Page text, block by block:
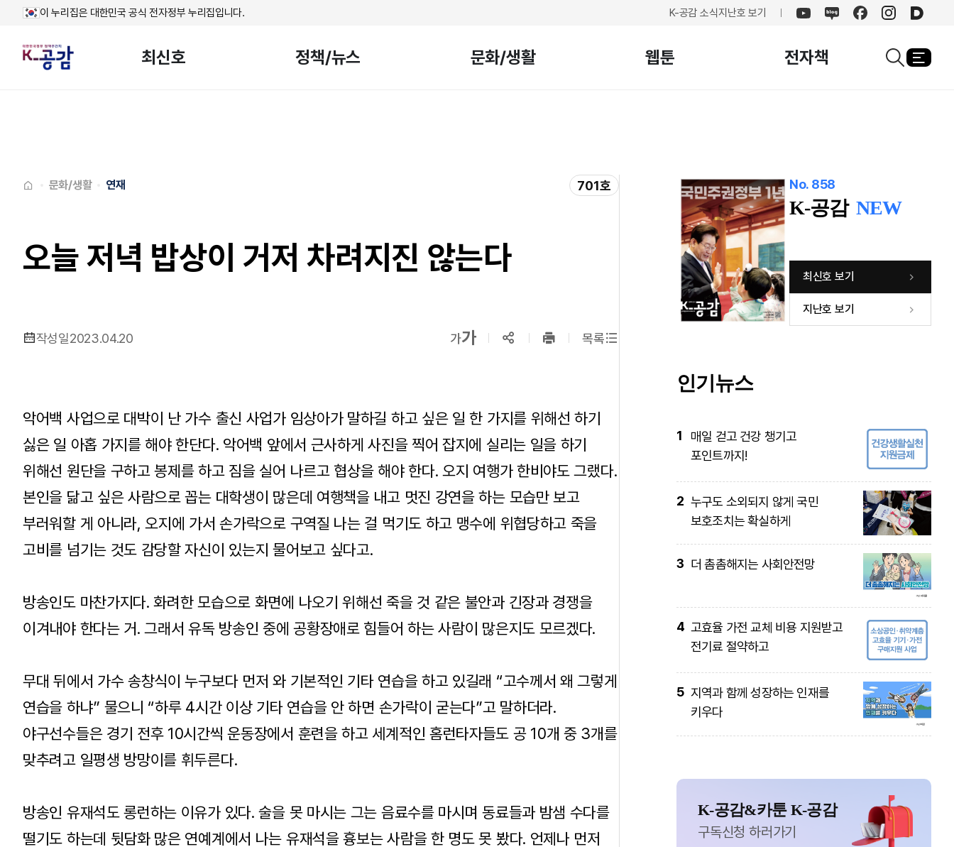
이 누리집은 대한민국 공식 전자정부 누리집입니다. K-공감 소식지난호 보기
유튜브네이버페이스북인스타그램
카카오
최신호 정책/뉴스 문화/생활 웹툰 전자책 열기
문화/생활 연재 701호
오늘 저녁 밥상이 거저 차려지진 않는다
작성일2023.04.20 가축소보기
가확대보기SNS공유
프린트
목록
악어백 사업으로 대박이 난 가수 출신 사업가 임상아가 말하길 하고 싶은 일 한 가지를 위해선 하기
싫은 일 아홉 가지를 해야 한단다. 악어백 앞에서 근사하게 사진을 찍어 잡지에 실리는 일을 하기
위해선 원단을 구하고 봉제를 하고 짐을 실어 나르고 협상을 해야 한다. 오지 여행가 한비야도 그랬다.
본인을 닮고 싶은 사람으로 꼽는 대학생이 많은데 여행책을 내고 멋진 강연을 하는 모습만 보고
부러워할 게 아니라, 오지에 가서 손가락으로 구역질 나는 걸 먹기도 하고 맹수에 위협당하고 죽을
고비를 넘기는 것도 감당할 자신이 있는지 물어보고 싶다고.
방송인도 마찬가지다. 화려한 모습으로 화면에 나오기 위해선 죽을 것 같은 불안과 긴장과 경쟁을
이겨내야 한다는 거. 그래서 유독 방송인 중에 공황장애로 힘들어 하는 사람이 많은지도 모르겠다.
무대 뒤에서 가수 송창식이 누구보다 먼저 와 기본적인 기타 연습을 하고 있길래 “고수께서 왜 그렇게
연습을 하냐” 물으니 “하루 4시간 이상 기타 연습을 안 하면 손가락이 굳는다”고 말하더라.
야구선수들은 경기 전후 10시간씩 운동장에서 훈련을 하고 세계적인 홈런타자들도 공 10개 중 3개를
맞추려고 일평생 방망이를 휘두른다.
방송인 유재석도 롱런하는 이유가 있다. 술을 못 마시는 그는 음료수를 마시며 동료들과 밤샘 수다를
떨기도 하는데 뒷담화 많은 연예계에서 나는 유재석을 흉보는 사람을 한 명도 못 봤다. 언제나 먼저
No. 858
K-공감 NEW
최신호 보기
지난호 보기
인기뉴스
1
매일 걷고 건강 챙기고
포인트까지!
2 누구도 소외되지 않게 국민
보호조치는 확실하게
3 더 촘촘해지는 사회안전망
4 고효율 가전 교체 비용 지원받고
전기료 절약하고
5 지역과 함께 성장하는 인재를
키우다
K-공감&카툰 K-공감
구독신청 하러가기